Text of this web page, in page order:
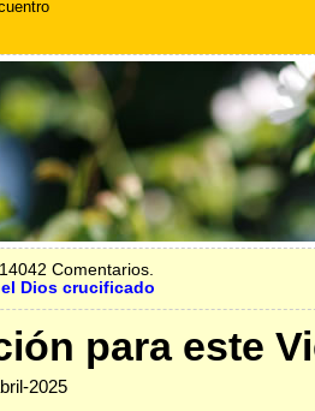
Comentarios.
Dios crucificado
para este
2025